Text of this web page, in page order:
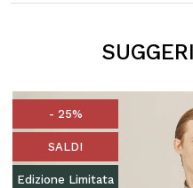
- 25%
SALDI
Edizione Limitata